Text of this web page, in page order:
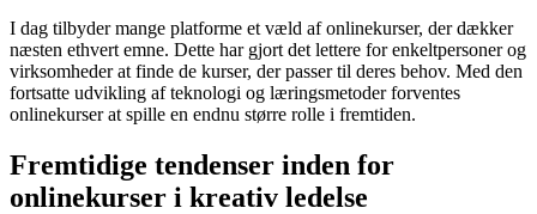
I dag tilbyder mange platforme et væld af onlinekurser, der dækker
næsten ethvert emne. Dette har gjort det lettere for enkeltpersoner og
virksomheder at finde de kurser, der passer til deres behov. Med den
fortsatte udvikling af teknologi og læringsmetoder forventes
onlinekurser at spille en endnu større rolle i fremtiden.
Fremtidige tendenser inden for
onlinekurser i kreativ ledelse